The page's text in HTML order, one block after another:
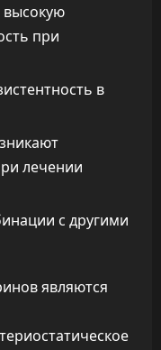
при
в
лечении
с другими
являются